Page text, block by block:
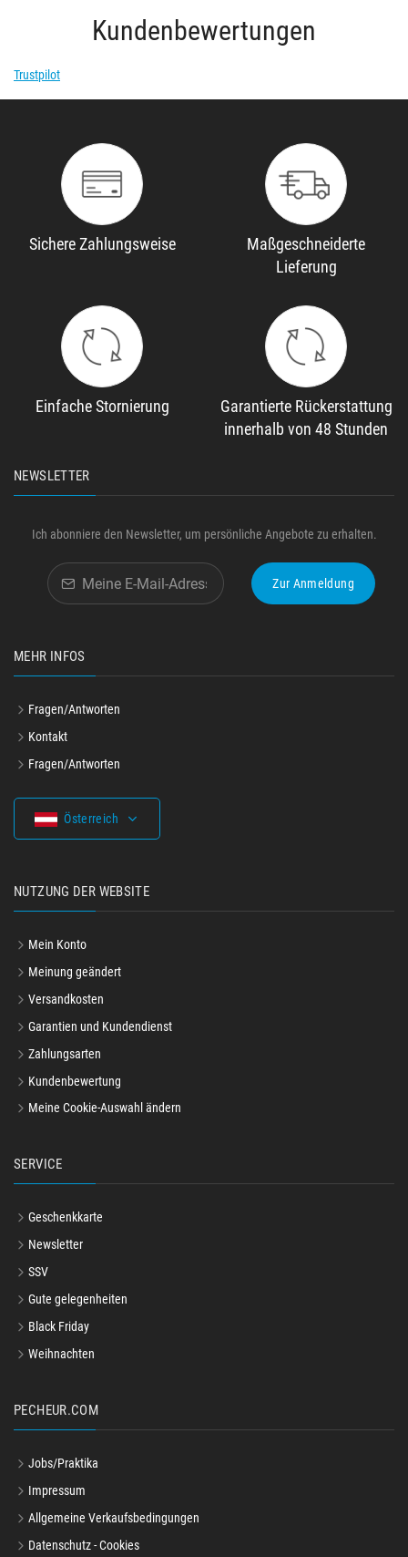
Kundenbewertungen
Trustpilot
Sichere Zahlungsweise
Maßgeschneiderte
Lieferung
Einfache Stornierung
Garantierte Rückerstattung
innerhalb von 48 Stunden
NEWSLETTER
Ich abonniere den Newsletter, um persönliche Angebote zu erhalten.
Zur Anmeldung
MEHR INFOS
Fragen/Antworten
Kontakt
Fragen/Antworten
Österreich
NUTZUNG DER WEBSITE
Mein Konto
Meinung geändert
Versandkosten
Garantien und Kundendienst
Zahlungsarten
Kundenbewertung
Meine Cookie-Auswahl ändern
SERVICE
Geschenkkarte
Newsletter
SSV
Gute gelegenheiten
Black Friday
Weihnachten
PECHEUR.COM
Jobs/Praktika
Impressum
Allgemeine Verkaufsbedingungen
Datenschutz - Cookies